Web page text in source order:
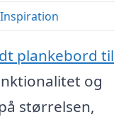
Inspiration
plankebord til
og
størrelsen,